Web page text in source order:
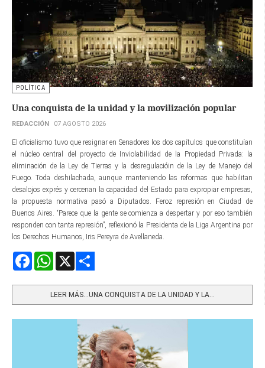
POLÍTICA
Una conquista de la unidad y la movilización popular
REDACCIÓN 07 AGOSTO 2026
El oficialismo tuvo que resignar en Senadores los dos capítulos que constituían
el núcleo central del proyecto de Inviolabilidad de la Propiedad Privada: la
eliminación de la Ley de Tierras y la desregulacióin de la Ley de Manejo del
Fuego. Toda deshilachada, aunque manteniendo las reformas que habilitan
desalojos exprés y cercenan la capacidad del Estado para expropiar empresas,
la propuesta normativa pasó a Diputados. Feroz represión en Ciudad de
Buenos Aires. “Parece que la gente se comienza a despertar y por eso también
responden con tanta represión”, reflexionó la Presidenta de la Liga Argentina por
los Derechos Humanos, Iris Pereyra de Avellaneda.
FacebookWhatsApp
LEER MÁS…UNA CONQUISTA DE LA UNIDAD Y LA...